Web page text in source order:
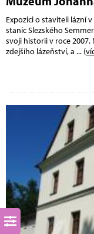
Expozici o staviteli lázní
stanic Slezského
svoji historii v roce 2007.
zdejšího lázeňství, a ... (